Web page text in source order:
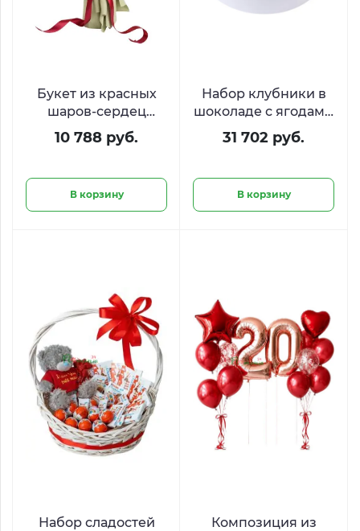
Букет из красных
шаров-сердец
«Легкость чувств»
10 788 руб.
В корзину
Набор клубники в
шоколаде с ягодами
«День и Ночь»
31 702 руб.
В корзину
Набор сладостей
Композиция из